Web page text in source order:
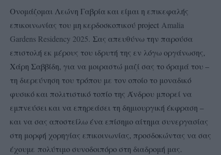
Ονομάζομαι Λεώνη Γαβρία και είμαι η επικεφαλής
επικοινωνίας του μη κερδοσκοπικού project Amalia
Gardens Residency 2025. Σας απευθύνω την παρούσα
επιστολή εκ μέρους του ιδρυτή της εν λόγω οργάνωσης,
Χάρη Σαββίδη, για να μοιραστώ μαζί σας το όραμά του –
τη διερεύνηση του τρόπου με τον οποίο το μοναδικό
φυσικό και πολιτιστικό τοπίο της Άνδρου μπορεί να
εμπνεύσει και να επηρεάσει τη δημιουργική έκφραση –
και να σας αποστείλω ένα επίσημο αίτημα συνεργασίας
στη μορφή χορηγίας επικοινωνίας, προσδοκώντας να σας
έχουμε πολύτιμο συνοδοιπόρο στη διαδρομή μας.